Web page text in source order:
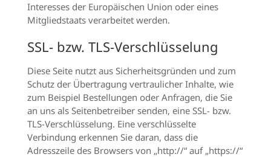
Interesses der Europäischen Union oder eines
Mitgliedstaats verarbeitet werden.
SSL- bzw. TLS-Verschlüsselung
Diese Seite nutzt aus Sicherheitsgründen und zum
Schutz der Übertragung vertraulicher Inhalte, wie
zum Beispiel Bestellungen oder Anfragen, die Sie
an uns als Seitenbetreiber senden, eine SSL- bzw.
TLS-Verschlüsselung. Eine verschlüsselte
Verbindung erkennen Sie daran, dass die
Adresszeile des Browsers von „http://“ auf „https://“